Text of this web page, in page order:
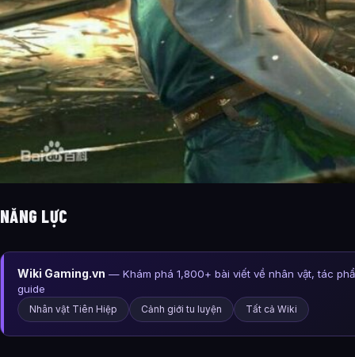
NĂNG LỰC
Wiki Gaming.vn — Khám phá 1,800+ bài viết về nhân vật, tác
guide
Nhân vật Tiên Hiệp Cảnh giới tu luyện Tất cả Wiki